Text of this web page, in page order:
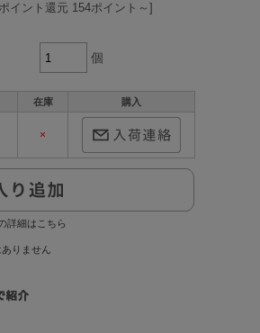
イント還元 154ポイント～]
個
在庫 購入
×
詳細はこちら
りません